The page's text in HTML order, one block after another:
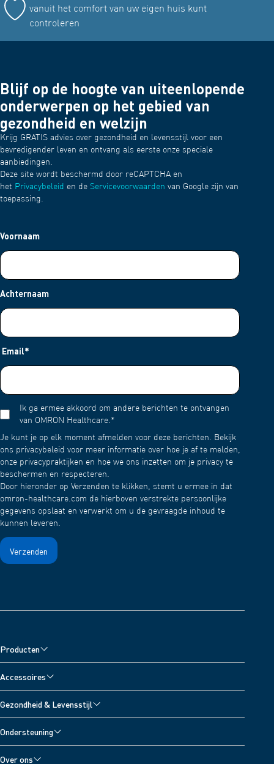
vanuit het comfort van uw eigen huis kunt
controleren
Blijf op de hoogte van uiteenlopende
onderwerpen op het gebied van
gezondheid en welzijn
Krijg GRATIS advies over gezondheid en levensstijl voor een
bevredigender leven en ontvang als eerste onze speciale
aanbiedingen.
Deze site wordt beschermd door reCAPTCHA en
het Privacybeleid en de Servicevoorwaarden van Google zijn van
toepassing.
Voornaam
Achternaam
Email*
Ik ga ermee akkoord om andere berichten te ontvangen
van OMRON Healthcare.*
Je kunt je op elk moment afmelden voor deze berichten. Bekijk
ons privacybeleid voor meer informatie over hoe je af te melden,
onze privacypraktijken en hoe we ons inzetten om je privacy te
beschermen en respecteren.
Door hieronder op Verzenden te klikken, stemt u ermee in dat
omron-healthcare.com de hierboven verstrekte persoonlijke
gegevens opslaat en verwerkt om u de gevraagde inhoud te
kunnen leveren.
Producten
Vernevelaars
Pijnverlichters
Digitale weegschalen
Thermometers
Accessoires
Accessoires voor vernevelaars
Accessoires voor pijnverlichters
Accessoires voor thermometers
Gezondheid & Levensstijl
Bloeddrukdagboek
Ondersteuning
Over ons